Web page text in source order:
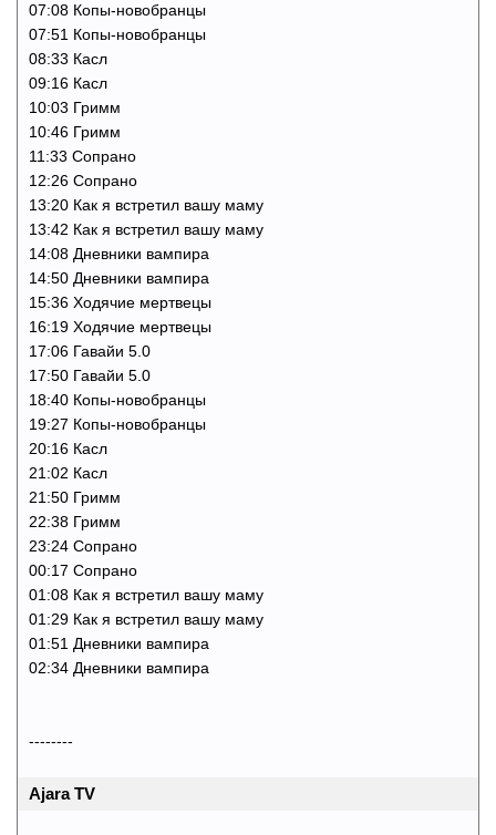
07:08 Копы-новобранцы
07:51 Копы-новобранцы
08:33 Касл
09:16 Касл
10:03 Гримм
10:46 Гримм
11:33 Сопрано
12:26 Сопрано
13:20 Как я встретил вашу маму
13:42 Как я встретил вашу маму
14:08 Дневники вампира
14:50 Дневники вампира
15:36 Ходячие мертвецы
16:19 Ходячие мертвецы
17:06 Гавайи 5.0
17:50 Гавайи 5.0
18:40 Копы-новобранцы
19:27 Копы-новобранцы
20:16 Касл
21:02 Касл
21:50 Гримм
22:38 Гримм
23:24 Сопрано
00:17 Сопрано
01:08 Как я встретил вашу маму
01:29 Как я встретил вашу маму
01:51 Дневники вампира
02:34 Дневники вампира
--------
Ajara TV